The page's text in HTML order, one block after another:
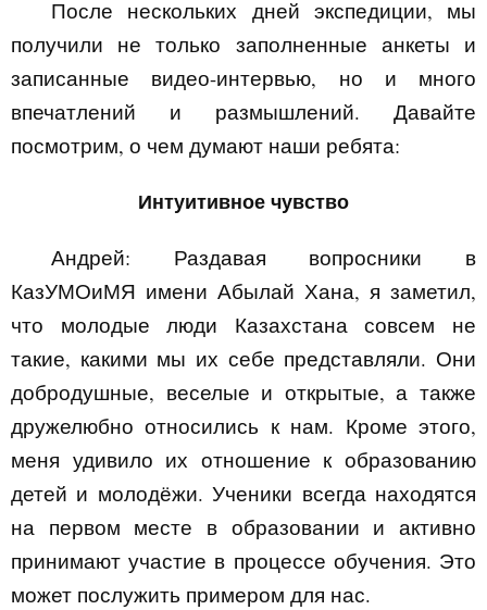
После нескольких дней экспедиции, мы
получили не только заполненные анкеты и
записанные видео-интервью, но и много
впечатлений и размышлений. Давайте
посмотрим, о чем думают наши ребята:
Интуитивное чувство
Андрей: Раздавая вопросники в
КазУМОиМЯ имени Абылай Хана, я заметил,
что молодые люди Казахстана совсем не
такие, какими мы их себе представляли. Они
добродушные, веселые и открытые, а также
дружелюбно относились к нам. Кроме этого,
меня удивило их отношение к образованию
детей и молодёжи. Ученики всегда находятся
на первом месте в образовании и активно
принимают участие в процессе обучения. Это
может послужить примером для нас.